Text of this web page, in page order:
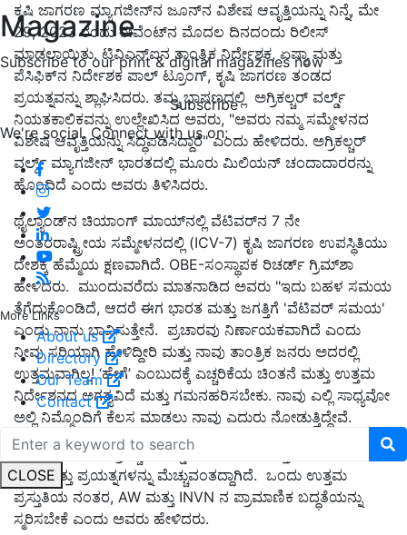
Magazine
Subscribe to our print & digital magazines now
Subscribe
We're social. Connect with us on:
More Links
About us
Directory
Our Team
Contact
CLOSE
ಕೃಷಿ ಜಾಗರಣ ಮ್ಯಾಗಜೀನ್‌ನ ಜೂನ್‌ನ ವಿಶೇಷ ಆವೃತ್ತಿಯನ್ನು ನಿನ್ನೆ, ಮೇ
29, 2023 ರಂದು ಈವೆಂಟ್‌ನ ಮೊದಲ ದಿನದಂದು ರಿಲೀಸ್‌
ಮಾಡಲಾಯಿತು. ಟಿವಿಎನ್‌ಐನ ತಾಂತ್ರಿಕ ನಿರ್ದೇಶಕ, ಏಷ್ಯಾ ಮತ್ತು
ಪೆಸಿಫಿಕ್‌ನ ನಿರ್ದೇಶಕ ಪಾಲ್ ಟ್ರೂಂಗ್, ಕೃಷಿ ಜಾಗರಣ ತಂಡದ
ಪ್ರಯತ್ನವನ್ನು ಶ್ಲಾಘಿಸಿದರು. ತಮ್ಮ ಭಾಷಣದಲ್ಲಿ ಅಗ್ರಿಕಲ್ಚರ್ ವರ್ಲ್ಡ್
ನಿಯತಕಾಲಿಕವನ್ನು ಉಲ್ಲೇಖಿಸಿದ ಅವರು, "ಅವರು ನಮ್ಮ ಸಮ್ಮೇಳನದ
ವಿಶೇಷ ಆವೃತ್ತಿಯನ್ನು ಸಿದ್ಧಪಡಿಸಿದ್ದಾರೆ" ಎಂದು ಹೇಳಿದರು. ಅಗ್ರಿಕಲ್ಚರ್
ವರ್ಲ್ಡ್ ಮ್ಯಾಗಜೀನ್ ಭಾರತದಲ್ಲಿ ಮೂರು ಮಿಲಿಯನ್ ಚಂದಾದಾರರನ್ನು
ಹೊಂದಿದೆ ಎಂದು ಅವರು ತಿಳಿಸಿದರು.
ಥೈಲ್ಯಾಂಡ್‌ನ ಚಿಯಾಂಗ್ ಮಾಯ್‌ನಲ್ಲಿ ವೆಟಿವರ್‌ನ 7 ನೇ
ಅಂತರರಾಷ್ಟ್ರೀಯ ಸಮ್ಮೇಳನದಲ್ಲಿ (ICV-7) ಕೃಷಿ ಜಾಗರಣ ಉಪಸ್ಥಿತಿಯು
ದೇಶಕ್ಕೆ ಹೆಮ್ಮೆಯ ಕ್ಷಣವಾಗಿದೆ. OBE-ಸಂಸ್ಥಾಪಕ ರಿಚರ್ಡ್ ಗ್ರಿಮ್‌ಶಾ
ಹೇಳಿದರು. ಮುಂದುವರೆದು ಮಾತನಾಡಿದ ಅವರು "ಇದು ಬಹಳ ಸಮಯ
ತೆಗೆದುಕೊಂಡಿದೆ, ಆದರೆ ಈಗ ಭಾರತ ಮತ್ತು ಜಗತ್ತಿಗೆ 'ವೆಟಿವರ್ ಸಮಯ'
ಎಂದು ನಾನು ಭಾವಿಸುತ್ತೇನೆ. ಪ್ರಚಾರವು ನಿರ್ಣಾಯಕವಾಗಿದೆ ಎಂದು
ನೀವು ಸರಿಯಾಗಿ ಹೇಳಿದ್ದೀರಿ ಮತ್ತು ನಾವು ತಾಂತ್ರಿಕ ಜನರು ಅದರಲ್ಲಿ
ಉತ್ತಮವಾಗಿಲ್ಲ! ‘ಹೇಗೆ’ ಎಂಬುದಕ್ಕೆ ಎಚ್ಚರಿಕೆಯ ಚಿಂತನೆ ಮತ್ತು ಉತ್ತಮ
ನಿರ್ದೇಶನದ ಅಗತ್ಯವಿದೆ ಮತ್ತು ಗಮನಹರಿಸಬೇಕು. ನಾವು ಎಲ್ಲಿ ಸಾಧ್ಯವೋ
ಅಲ್ಲಿ ನಿಮ್ಮೊಂದಿಗೆ ಕೆಲಸ ಮಾಡಲು ನಾವು ಎದುರು ನೋಡುತ್ತಿದ್ದೇವೆ.
ಕೃಷಿ ಜಾಗರಣದ ಅಗ್ರಿಕಲ್ಚರ್‌ ವರ್ಲ್ಡ್‌ ತಂಡವು ಮಾಡುತ್ತಿರುವ ಸಂಪೂರ್ಣ
ಶ್ರಮ ಮತ್ತು ಪ್ರಯತ್ನಗಳನ್ನು ಮೆಚ್ಚುವಂತದ್ದಾಗಿದೆ. ಒಂದು ಉತ್ತಮ
ಪ್ರಸ್ತುತಿಯ ನಂತರ, AW ಮತ್ತು INVN ನ ಪ್ರಾಮಾಣಿಕ ಬದ್ಧತೆಯನ್ನು
ಸ್ಮರಿಸಬೇಕೆ ಎಂದು ಅವರು ಹೇಳಿದರು.